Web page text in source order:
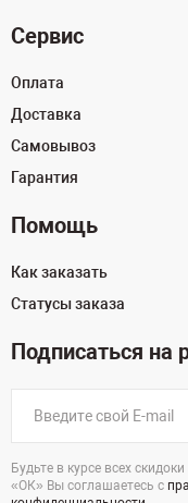
Сервис
Оплата
Доставка
Самовывоз
Гарантия
Помощь
Как заказать
Статусы заказа
Подписаться на
Будьте в курсе всех
«ОК» Вы соглашаетесь с